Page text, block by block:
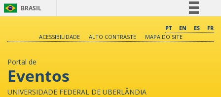
BRASIL
Comunica BR
PT EN ES
FR
ACESSIBILIDADE
ALTO CONTRASTE MAPA DO SITE
Portal de
Eventos
UNIVERSIDADE FEDERAL DE UBERLÂNDIA